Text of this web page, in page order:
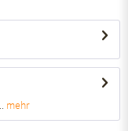
mehr